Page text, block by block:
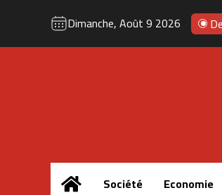
Dimanche, Août 9 2026
AccueilSociété Economie